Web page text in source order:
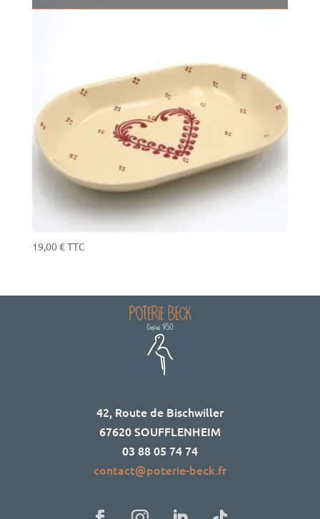
19,00€TTC
42, Route de Bischwiller
67620 SOUFFLENHEIM
03 88 05 74 74
contact@poterie-beck.fr